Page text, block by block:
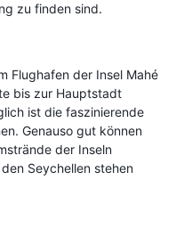
zu finden sind.
Flughafen der Insel Mahé
bis zur Hauptstadt
ist die faszinierende
Genauso gut können
der Inseln
Seychellen stehen